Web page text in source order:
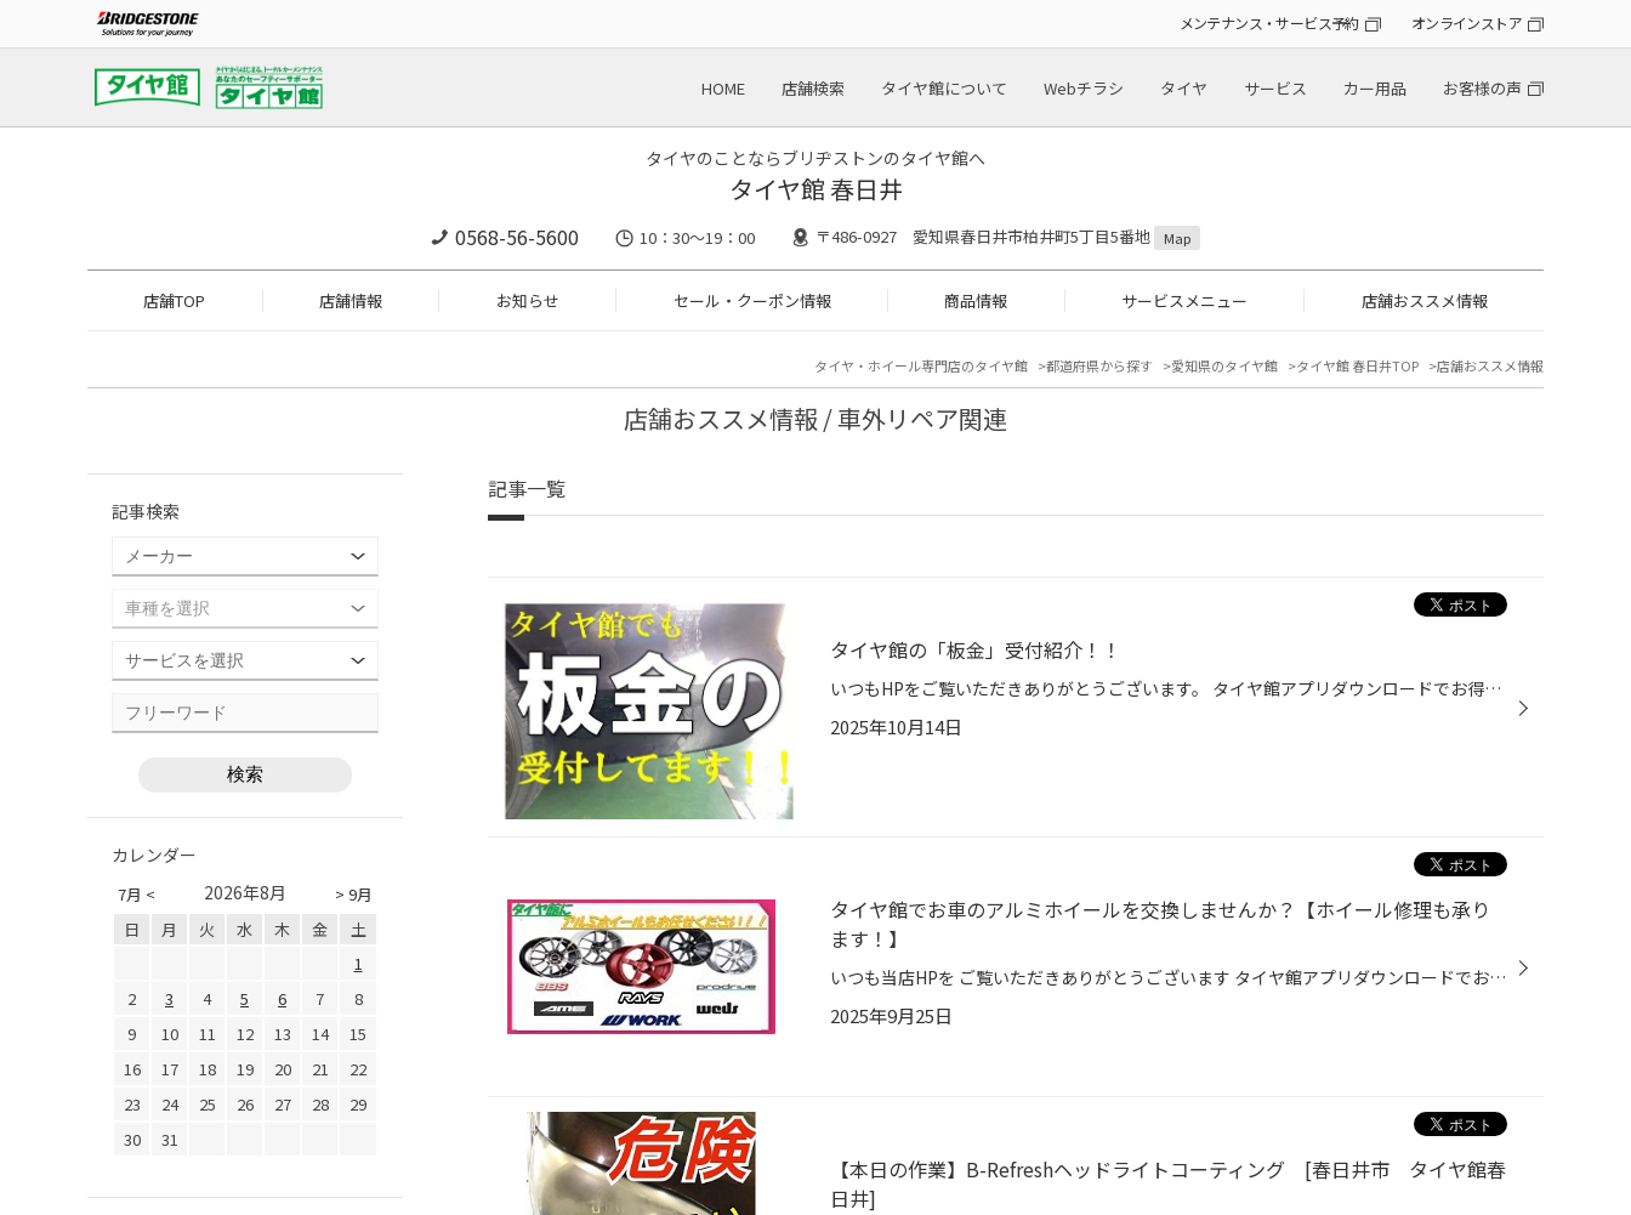
メンテナンス・サービス予約 オンラインストア
HOME 店舗検索 タイヤ館について Webチラシ タイヤ サービス カー用品 お客様の声
タイヤのことならブリヂストンのタイヤ館へ
タイヤ館 春日井
0568-56-5600 10：30～19：00 〒486-0927 愛知県春日井市柏井町5丁目5番地 Map
店舗TOP 店舗情報 お知らせ セール・クーポン情報 商品情報 サービスメニュー 店舗おススメ情報
タイヤ・ホイール専門店のタイヤ館 都道府県から探す 愛知県のタイヤ館 タイヤ館 春日井TOP 店舗おススメ情報
店舗おススメ情報 / 車外リペア関連
記事一覧
タイヤ館の「板金」受付紹介！！
いつもHPをご覧いただきありがとうございます。 タイヤ館アプリダウンロードでお得にタイヤGET‼ こちらから タイヤ館で板金・・・？ と思われる方もいると思います。 実はタイヤ館でも 板金の受付やっております！！ では、板金受付のご紹介 板金受付の流れ ①点検予約をする ②傷の確認 ③見積もり ク...
2025年10月14日
タイヤ館でお車のアルミホイールを交換しませんか？【ホイール修理も承り
ます！】
いつも当店HPを ご覧いただきありがとうございます タイヤ館アプリダウンロードでお得にタイヤGET‼ こちらから 本日はアルミホイールの交換について ご紹介させていただきます! ■ お車のホイールに傷がつき 修理や交換をご検討中のお客様 ■ ドレスアップや走行性能の向上で アルミホイールの交換を...
2025年9月25日
【本日の作業】B-Refreshヘッドライトコーティング [春日井市 タイヤ館春
日井]
記事検索
カレンダー
7月 < > 9月
2026年8月
日 月 火 水 木 金
土
1
2
3 4 5 6 7
8
9
10 11 12 13 14
15
16
17 18 19 20 21
22
23
24 25 26 27 28
29
30
31